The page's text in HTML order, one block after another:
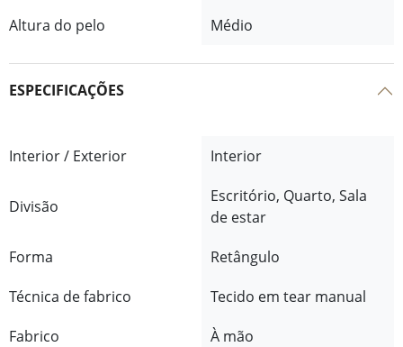
Altura do pelo
Médio
ESPECIFICAÇÕES
Interior / Exterior Interior
Divisão
Escritório, Quarto, Sala
de estar
Forma
Retângulo
Técnica de fabrico
Tecido em tear manual
Fabrico
À mão